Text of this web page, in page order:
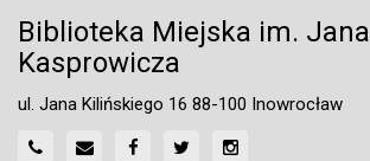
Biblioteka Miejska im. Jana
Kasprowicza
ul. Jana Kilińskiego 16 88-100 Inowrocław